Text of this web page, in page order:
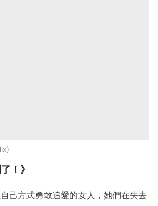
！》
己方式勇敢追愛的女人，她們在失去